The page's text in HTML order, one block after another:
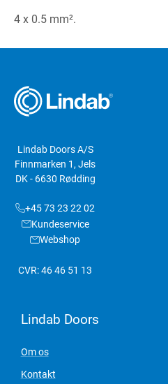
4 x 0.5 mm².
Lindab Doors A/S
Finnmarken 1, Jels
DK - 6630 Rødding
+45 73 23 22 02
Kundeservice
Webshop
CVR: 46 46 51 13
Lindab Doors
Om os
Kontakt